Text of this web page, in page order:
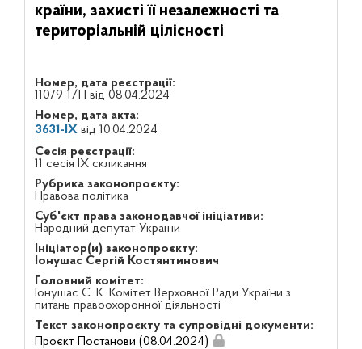
країни, захисті її незалежності та
територіальній цілісності
Номер, дата реєстрації:
11079-1/П від 08.04.2024
Номер, дата акта:
3631-IXвід 10.04.2024
Сесія реєстрації:
11 сесія IX скликання
Рубрика законопроєкту:
Правова політика
Суб'єкт права законодавчої ініціативи:
Народний депутат України
Ініціатор(и) законопроєкту:
Іонушас Сергій Костянтинович
Головний комітет:
Іонушас С. К. Комітет Верховної Ради України з
питань правоохоронної діяльності
Текст законопроєкту та супровідні документи:
Проєкт Постанови (08.04.2024)